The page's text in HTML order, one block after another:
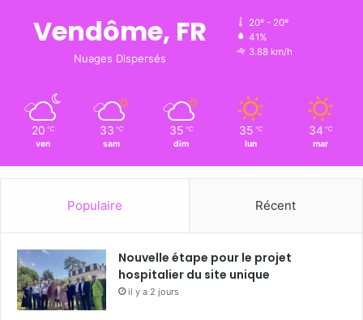
Vendôme, FR
Nuages Dispersés
20º - 20º
41%
3.88 km/h
20 ℃
ven
33 ℃
sam
35 ℃
dim
35 ℃
lun
34 ℃
mar
Populaire Récent
Nouvelle étape pour le projet
hospitalier du site unique
il y a 2 jours